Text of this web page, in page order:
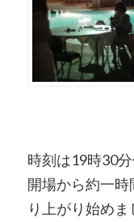
時刻は19時30分
開場から約一
り上がり始めま